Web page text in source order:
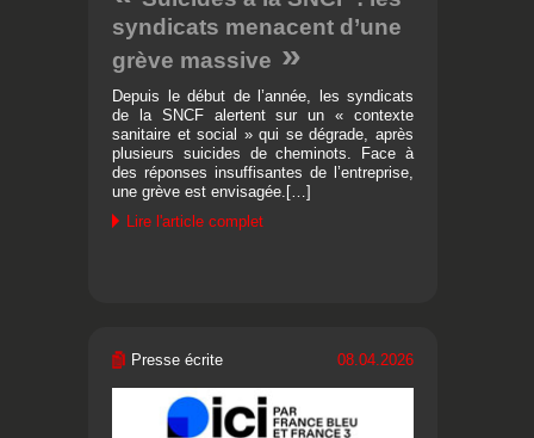
syndicats menacent d’une
grève massive
Depuis le début de l’année, les syndicats
de la SNCF alertent sur un « contexte
sanitaire et social » qui se dégrade, après
plusieurs suicides de cheminots. Face à
des réponses insuffisantes de l’entreprise,
une grève est envisagée.[…]
Lire l'article complet
Presse écrite 08.04.2026